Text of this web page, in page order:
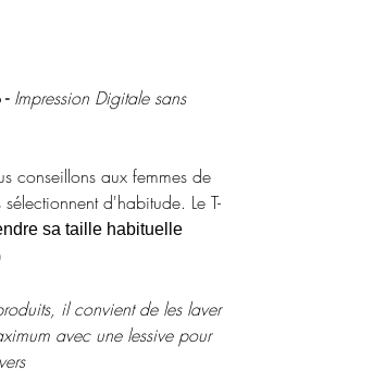
- Impression Digitale sans
conseillons aux femmes de
d'habitude. Le T-
sa taille habituelle
il convient de les laver
avec une lessive pour